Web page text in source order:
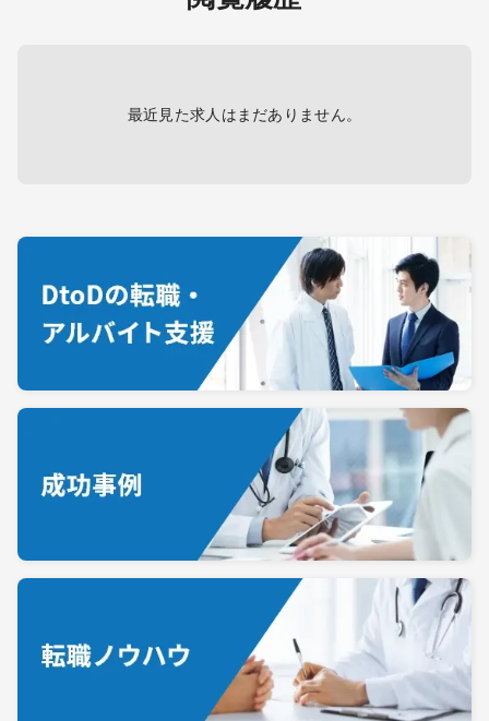
最近見た求人はまだありません。